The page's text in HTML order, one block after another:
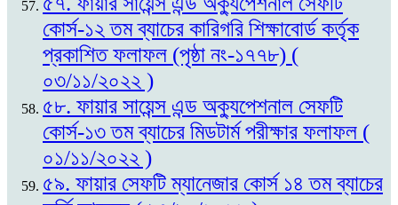
কোর্স-১২ তম ব্যাচের কারিগরি শিক্ষাবোর্ড কর্তৃক
প্রকাশিত ফলাফল (পৃষ্ঠা নং-১৭৭৮) (
০৩/১১/২০২২ )
৫৮. ফায়ার সায়েন্স এন্ড অক্যুপেশনাল সেফটি
কোর্স-১৩ তম ব্যাচের মিডটার্ম পরীক্ষার ফলাফল (
০১/১১/২০২২ )
৫৯. ফায়ার সেফটি ম্যানেজার কোর্স ১৪ তম ব্যাচের